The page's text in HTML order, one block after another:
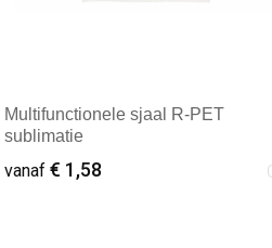
Multifunctionele sjaal R-PET
sublimatie
vanaf € 1,58